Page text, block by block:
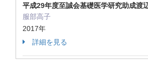
平成29年度至誠会基礎医学研究助成渡
服部高子
2017年
詳細を見る